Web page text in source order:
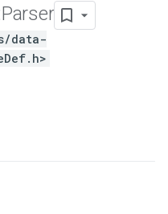
Parser
data-